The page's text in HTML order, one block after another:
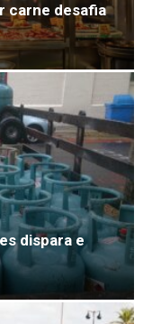
carne desafia
dispara e